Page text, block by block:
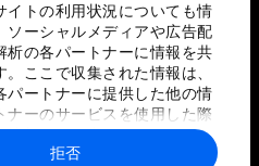
イトの利用状況についても情
ソーシャルメディアや広告配
析の各パートナーに情報を共
。ここで収集された情報は、
パートナーに提供した他の情
ナーのサービスを使用した際
情報と組み合わされ、各パー
て使用されることがありま
拒否